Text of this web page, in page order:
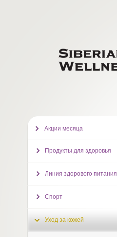
Акции месяца
Продукты для здоровья
Линия здорового питания
Спорт
Уход за кожей